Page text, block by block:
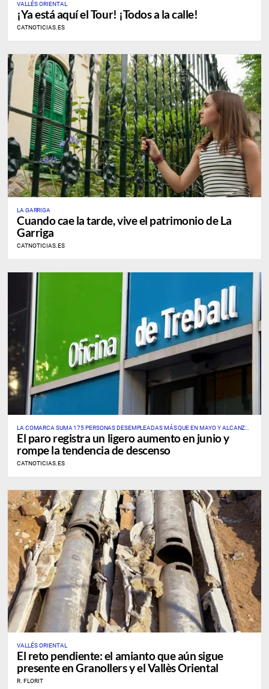
VALLÉS ORIENTAL
¡Ya está aquí el Tour! ¡Todos a la calle!
CATNOTICIAS.ES
LA GARRIGA
Cuando cae la tarde, vive el patrimonio de La
Garriga
CATNOTICIAS.ES
LA COMARCA SUMA 175 PERSONAS DESEMPLEADAS MÁS QUE EN MAYO Y ALCANZA
UNA TASA PROVISIONAL DEL 7,69%
El paro registra un ligero aumento en junio y
rompe la tendencia de descenso
CATNOTICIAS.ES
VALLÉS ORIENTAL
El reto pendiente: el amianto que aún sigue
presente en Granollers y el Vallès Oriental
R. FLORIT